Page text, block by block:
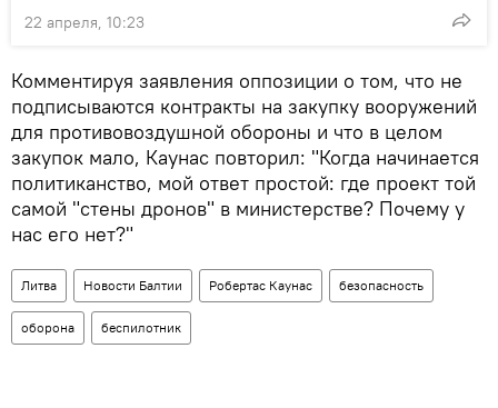
22 апреля, 10:23
Комментируя заявления оппозиции о том, что не
подписываются контракты на закупку вооружений
для противовоздушной обороны и что в целом
закупок мало, Каунас повторил: "Когда начинается
политиканство, мой ответ простой: где проект той
самой "стены дронов" в министерстве? Почему у
нас его нет?"
Литва Новости Балтии Робертас Каунас безопасность
оборона беспилотник